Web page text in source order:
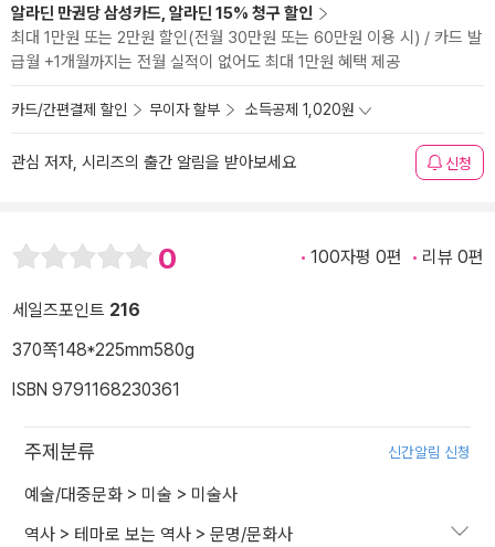
알라딘 만권당 삼성카드, 알라딘 15% 청구 할인
최대 1만원 또는 2만원 할인(전월 30만원 또는 60만원 이용 시) / 카드 발
급월 +1개월까지는 전월 실적이 없어도 최대 1만원 혜택 제공
카드/간편결제 할인 무이자 할부 소득공제 1,020원
관심 저자, 시리즈의 출간 알림을 받아보세요 신청
0 100자평 0편 리뷰 0편
세일즈포인트 216
370쪽148*225mm580g
ISBN 9791168230361
주제분류 신간알림 신청
예술/대중문화 > 미술 > 미술사
역사 > 테마로 보는 역사 > 문명/문화사